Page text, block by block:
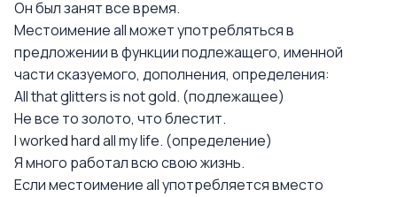
Он был занят все время.
Местоимение all может употребляться в
предложении в функции подлежащего, именной
части сказуемого, дополнения, определения:
Аll that glitters is not gold. (подлежащее)
He все то золото, что блестит.
I worked hard all my life. (определение)
Я много работал всю свою жизнь.
Если местоимение all употребляется вместо